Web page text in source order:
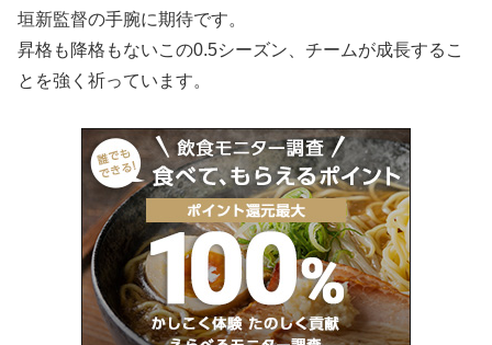
垣新監督の手腕に期待です。
昇格も降格もないこの0.5シーズン、チームが成長するこ
とを強く祈っています。